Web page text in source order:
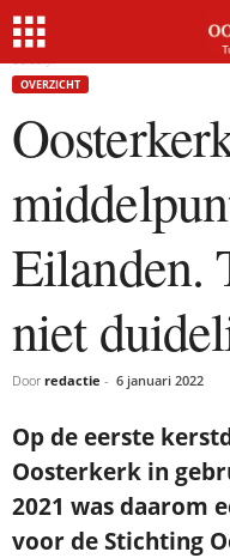
Home
Oosterkerk
duidelijk
OVERZICHT
Eilanden.
niet
Door redactie - 6 januari 2022
Op de eerste
Oosterkerk in
2021 was daarom
voor de Stichting